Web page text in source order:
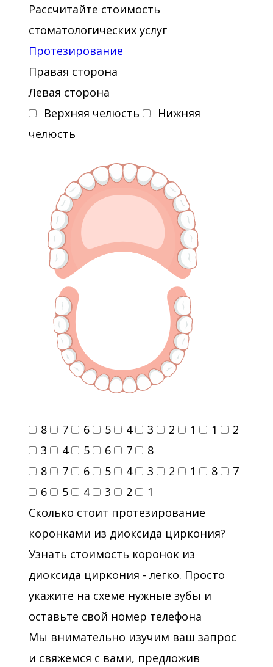
Рассчитайте стоимость
стоматологических услуг
Протезирование
Правая сторона
Левая сторона
Верхняя челюсть
Нижняя
челюсть
8 7 6 5 4 3 2 1 1
2
3
4 5 6 7
8
8
7 6 5 4 3 2 1 8
7
6
5 4 3 2
1
Сколько стоит протезирование
коронками из диоксида циркония?
Узнать стоимость коронок из
диоксида циркония - легко. Просто
укажите на схеме нужные зубы и
оставьте свой номер телефона
Мы внимательно изучим ваш запрос
и свяжемся с вами, предложив